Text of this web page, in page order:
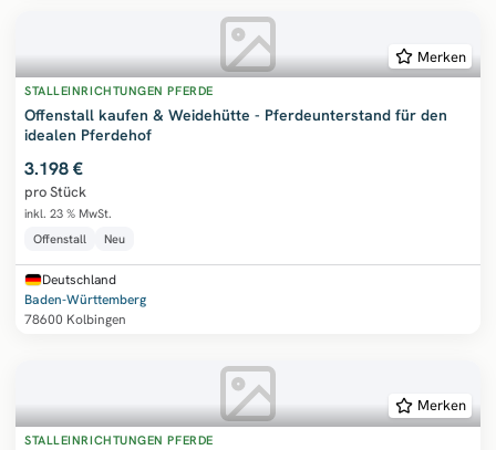
Merken
STALLEINRICHTUNGEN PFERDE
Offenstall kaufen & Weidehütte - Pferdeunterstand für den
idealen Pferdehof
3.198 €
pro Stück
inkl. 23 % MwSt.
Offenstall
Neu
Deutschland
Baden-Württemberg
78600 Kolbingen
Merken
STALLEINRICHTUNGEN PFERDE